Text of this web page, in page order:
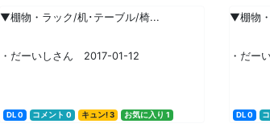
▼棚物・ラック/机･テーブル/椅...
・だーいしさん 2017-01-12
DL 0 コメント 0 キュン! 3 お気に入り 1
▼棚物
・だー
DL 0